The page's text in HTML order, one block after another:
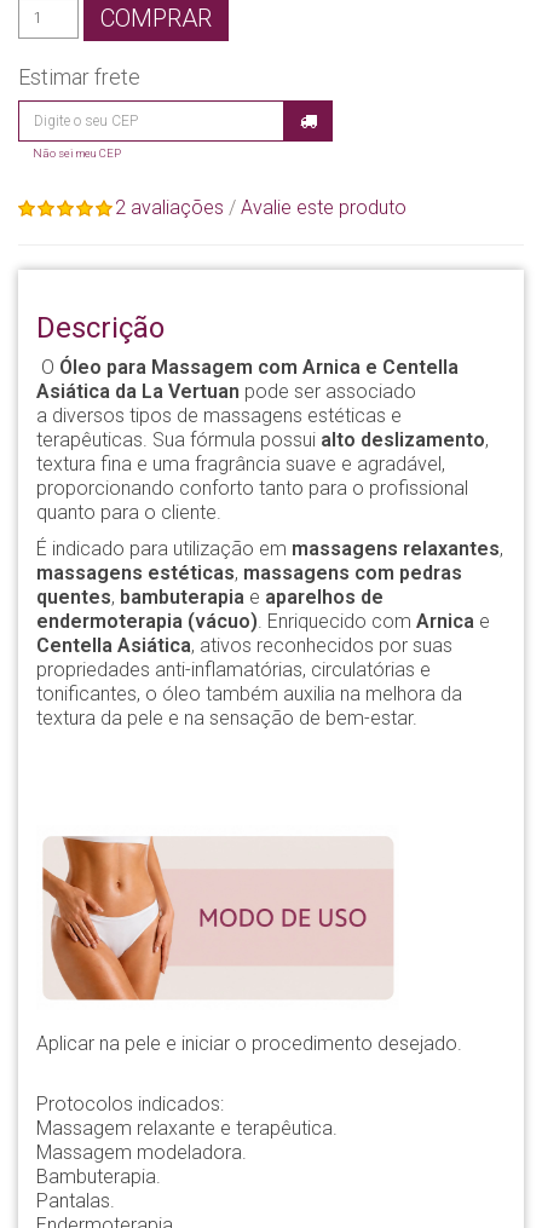
COMPRAR
Estimar frete
Não sei meu CEP
2 avaliações / Avalie este produto
Descrição
O Óleo para Massagem com Arnica e Centella
Asiática da La Vertuan pode ser associado
a diversos tipos de massagens estéticas e
terapêuticas. Sua fórmula possui alto deslizamento,
textura fina e uma fragrância suave e agradável,
proporcionando conforto tanto para o profissional
quanto para o cliente.
É indicado para utilização em massagens relaxantes,
massagens estéticas, massagens com pedras
quentes, bambuterapia e aparelhos de
endermoterapia (vácuo). Enriquecido com Arnica e
Centella Asiática, ativos reconhecidos por suas
propriedades anti-inflamatórias, circulatórias e
tonificantes, o óleo também auxilia na melhora da
textura da pele e na sensação de bem-estar.
Aplicar na pele e iniciar o procedimento desejado.
Protocolos indicados:
Massagem relaxante e terapêutica.
Massagem modeladora.
Bambuterapia.
Pantalas.